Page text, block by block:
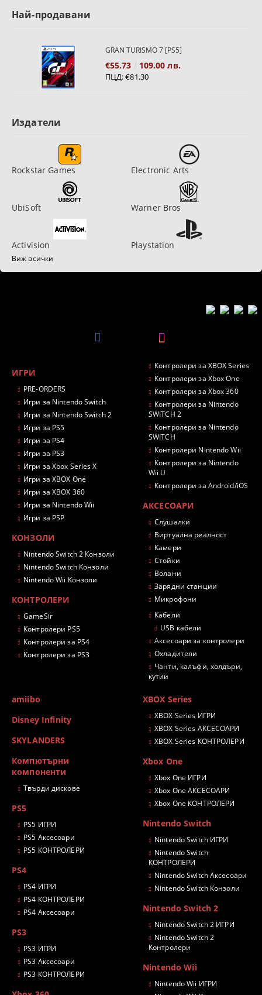
Най-продавани
GRAN TURISMO 7 [PS5]
€55.73 109.00 лв.
ПЦД:€81.30
Издатели
Rockstar Games Electronic Arts
UbiSoft Warner Bros
Activision Playstation
Виж всички
ИГРИ
PRE-ORDERS
Игри за Nintendo Switch
Игри за Nintendo Switch 2
Игри за PS5
Игри за PS4
Игри за PS3
Игри за Xbox Series X
Игри за XBOX One
Игри за XBOX 360
Игри за Nintendo Wii
Игри за PSP
КОНЗОЛИ
Nintendo Switch 2 Конзоли
Nintendo Switch Конзоли
Nintendo Wii Конзоли
КОНТРОЛЕРИ
GameSir
Контролери PS5
Контролери за PS4
Контролери за PS3
Контролери за XBOX Series
Контролери за Xbox One
Контролери за Xbox 360
Контролери за Nintendo
SWITCH 2
Контролери за Nintendo
SWITCH
Контролери Nintendo Wii
Контролери за Nintendo
Wii U
Контролери за Android/iOS
АКСЕСОАРИ
Слушалки
Виртуална реалност
Камери
Стойки
Волани
Зарядни станции
Микрофони
Кабели
USB кабели
Аксесоари за контролери
Охладители
Чанти, калъфи, холдъри,
кутии
amiibo
Disney Infinity
SKYLANDERS
Компютърни
компоненти
Твърди дискове
PS5
PS5 ИГРИ
PS5 Аксесоари
PS5 КОНТРОЛЕРИ
PS4
PS4 ИГРИ
PS4 КОНТРОЛЕРИ
PS4 Аксесоари
PS3
PS3 ИГРИ
PS3 Аксесоари
PS3 КОНТРОЛЕРИ
XBOX Series
XBOX Series ИГРИ
XBOX Series АКСЕСОАРИ
XBOX Series КОНТРОЛЕРИ
Xbox One
Xbox One ИГРИ
Xbox One АКСЕСОАРИ
Xbox One КОНТРОЛЕРИ
Nintendo Switch
Nintendo Switch ИГРИ
Nintendo Switch
КОНТРОЛЕРИ
Nintendo Switch Аксесоари
Nintendo Switch Конзоли
Nintendo Switch 2
Nintendo Switch 2 ИГРИ
Nintendo Switch 2
Контролери
Nintendo Wii
Nintendo Wii ИГРИ